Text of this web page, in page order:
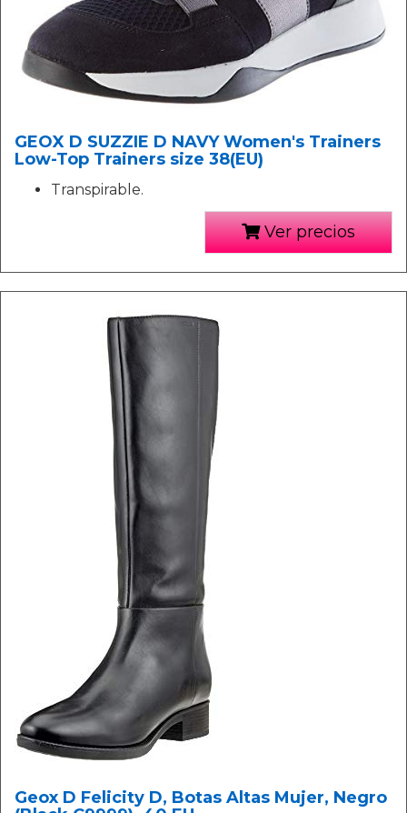
GEOX D SUZZIE D NAVY Women's Trainers
Low-Top Trainers size 38(EU)
Transpirable.
Ver precios
Geox D Felicity D, Botas Altas Mujer, Negro